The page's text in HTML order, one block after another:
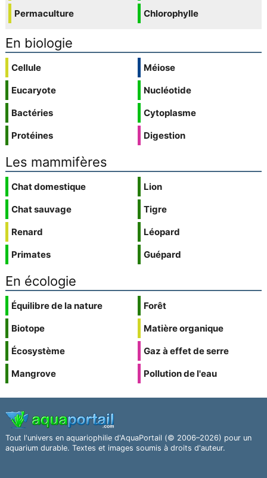
Permaculture
Chlorophylle
En biologie
Cellule
Eucaryote
Bactéries
Protéines
Méiose
Nucléotide
Cytoplasme
Digestion
Les mammifères
Chat domestique
Chat sauvage
Renard
Primates
Lion
Tigre
Léopard
Guépard
En écologie
Équilibre de la nature
Biotope
Écosystème
Mangrove
Forêt
Matière organique
Gaz à effet de serre
Pollution de l'eau
Tout l'univers en aquariophilie d'AquaPortail (© 2006–2026) pour un
aquarium durable. Textes et images soumis à droits d'auteur.